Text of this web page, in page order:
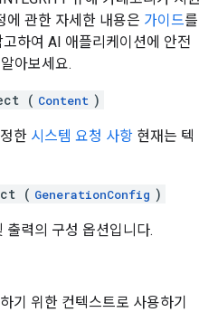
에 관한 자세한 내용은 가이드를
고하여 AI 애플리케이션에 안전
아보세요.
( Content )
한 시스템 요청 사항 현재는 텍
( GenerationConfig )
출력의 구성 옵션입니다.
기 위한 컨텍스트로 사용하기